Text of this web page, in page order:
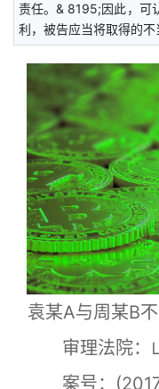
责任。& 8195;因此，可
利，被告应当将取得的不
袁某A与周某B
审理法院：
案号：